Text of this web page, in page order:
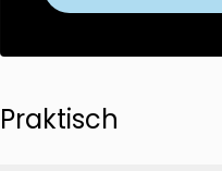
Praktisch